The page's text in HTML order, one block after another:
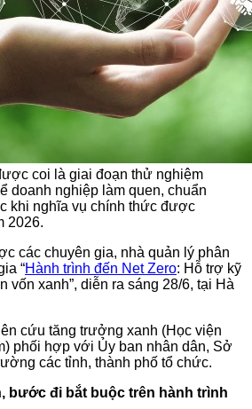
coi là giai đoạn thử nghiệm
doanh nghiệp làm quen, chuẩn
khi nghĩa vụ chính thức được
2026.
các chuyên gia, nhà quản lý phân
“Hành trình đến Net Zero: Hỗ trợ kỹ
vốn xanh”, diễn ra sáng 28/6, tại Hà
cứu tăng trưởng xanh (Học viện
phối hợp với Ủy ban nhân dân, Sở
các tỉnh, thành phố tổ chức.
bước đi bắt buộc trên hành trình